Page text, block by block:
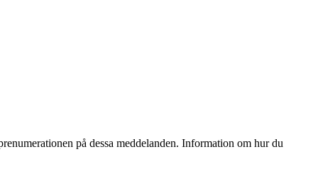
på dessa meddelanden. Information om hur du